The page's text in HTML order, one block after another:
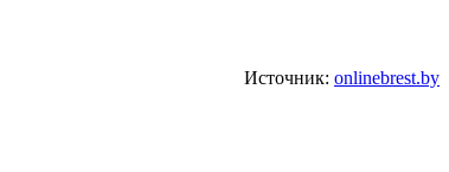
Источник: onlinebrest.by